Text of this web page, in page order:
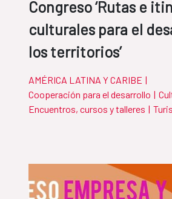
Congreso ‘Rutas e
culturales para el
los territorios’
AMÉRICA LATINA Y CARIBE |
Cooperación para el desarrollo |
Encuentros, cursos y talleres |